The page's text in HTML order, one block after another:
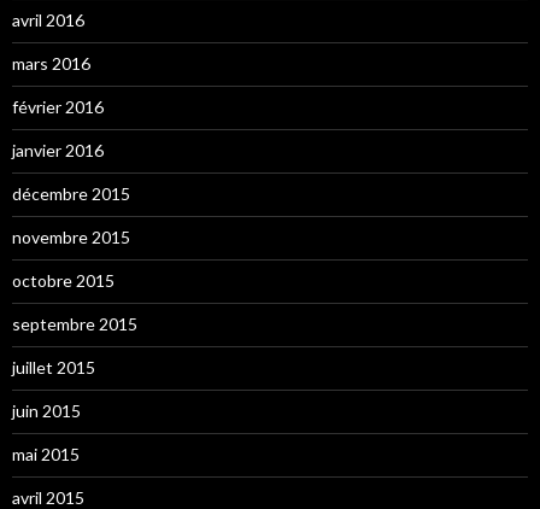
avril 2016
mars 2016
février 2016
janvier 2016
décembre 2015
novembre 2015
octobre 2015
septembre 2015
juillet 2015
juin 2015
mai 2015
avril 2015